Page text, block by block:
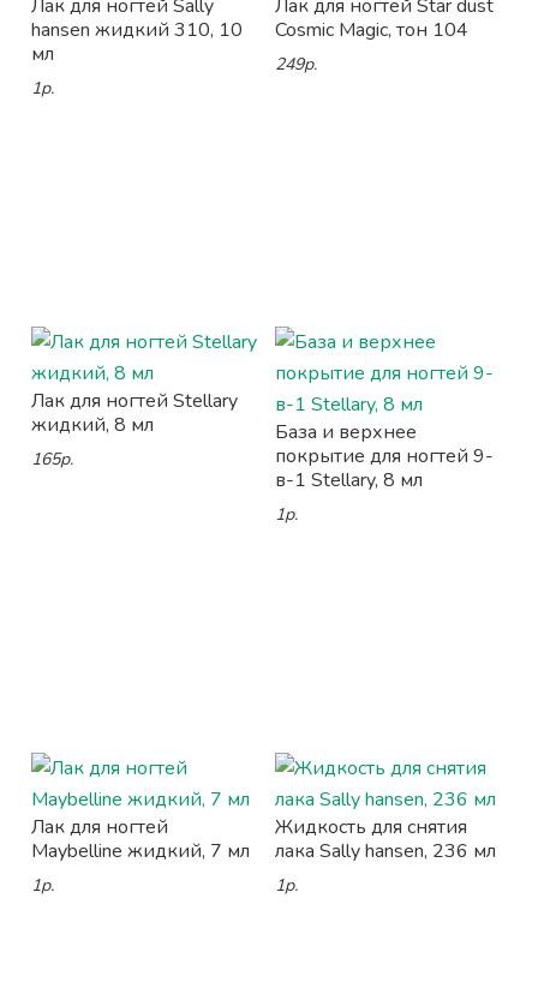
Лак для ногтей Sally
hansen жидкий 310, 10
мл
1р.
Лак для ногтей Star dust
Cosmic Magic, тон 104
249р.
Лак для ногтей Stellary
жидкий, 8 мл
165р.
База и верхнее
покрытие для ногтей 9-
в-1 Stellary, 8 мл
1р.
Лак для ногтей
Maybelline жидкий, 7 мл
1р.
Жидкость для снятия
лака Sally hansen, 236 мл
1р.